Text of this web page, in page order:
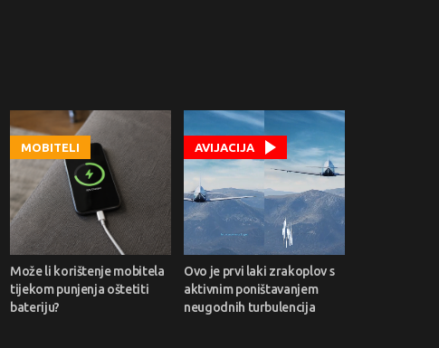
MOBITELI
Može li korištenje mobitela
tijekom punjenja oštetiti
bateriju?
AVIJACIJA
Ovo je prvi laki zrakoplov s
aktivnim poništavanjem
neugodnih turbulencija